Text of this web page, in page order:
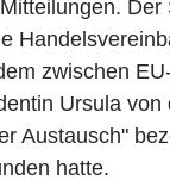
Der
zwischen
Ursula von
Austausch"
hatte.